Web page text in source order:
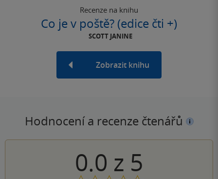
Recenze na knihu
Co je v poště? (edice čti +)
SCOTT JANINE
Zobrazit knihu
Hodnocení a recenze čtenářů
0.0 z 5